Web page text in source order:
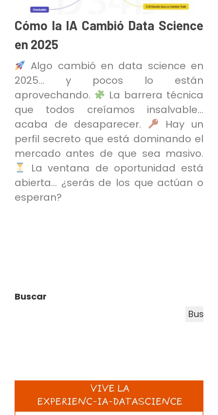
Cómo la IA Cambió Data Science
en 2025
Algo cambió en data science en
2025… y pocos lo están
aprovechando.
La barrera técnica
que todos creíamos insalvable…
acaba de desaparecer.
Hay un
perfil secreto que está dominando el
mercado antes de que sea masivo.
La ventana de oportunidad está
abierta… ¿serás de los que actúan o
esperan?
Buscar
Buscar